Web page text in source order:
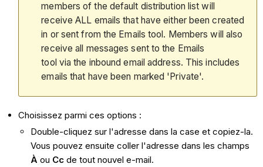
members of the default distribution list will
receive ALL emails that have either been created
in or sent from the Emails tool. Members will also
receive all messages sent to the Emails
tool via the inbound email address. This includes
emails that have been marked 'Private'.
Choisissez parmi ces options :
Double-cliquez sur l'adresse dans la case et copiez-la.
Vous pouvez ensuite coller l'adresse dans les champs
À ou Cc de tout nouvel e-mail.